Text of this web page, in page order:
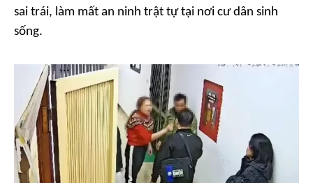
sai trái, làm mất an ninh trật tự tại nơi cư dân sinh
sống.